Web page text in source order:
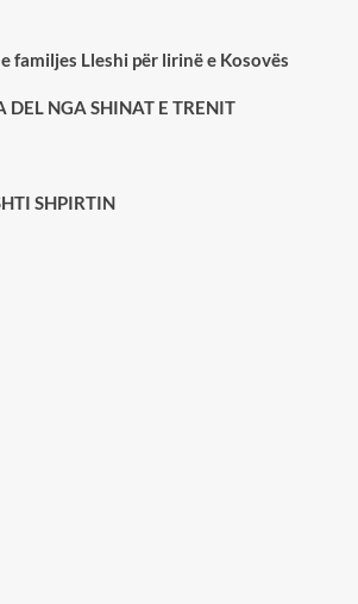
familjes Lleshi për lirinë e Kosovës
DEL NGA SHINAT E TRENIT
SHPIRTIN